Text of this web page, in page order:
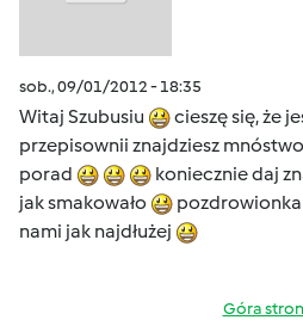
sob., 09/01/2012 - 18:35
Witaj Szubusiu
cieszę się, że
przepisownii znajdziesz
porad
koniecznie daj
jak smakowało
pozdrowionka
nami jak najdłużej
Góra